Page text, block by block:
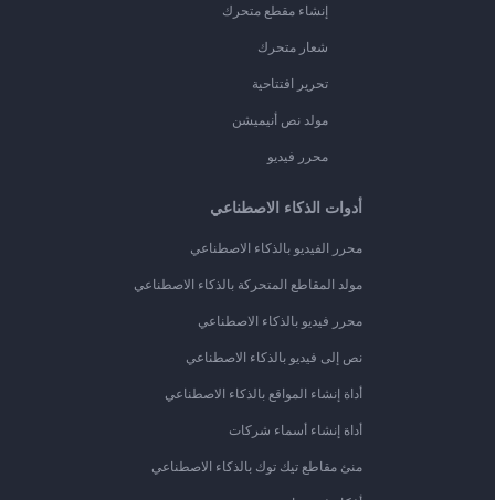
إنشاء مقطع متحرك
شعار متحرك
تحرير افتتاحية
مولد نص أنيميشن
محرر فيديو
أدوات الذكاء الاصطناعي
محرر الفيديو بالذكاء الاصطناعي
مولد المقاطع المتحركة بالذكاء الاصطناعي
محرر فيديو بالذكاء الاصطناعي
نص إلى فيديو بالذكاء الاصطناعي
أداة إنشاء المواقع بالذكاء الاصطناعي
أداة إنشاء أسماء شركات
منئ مقاطع تيك توك بالذكاء الاصطناعي